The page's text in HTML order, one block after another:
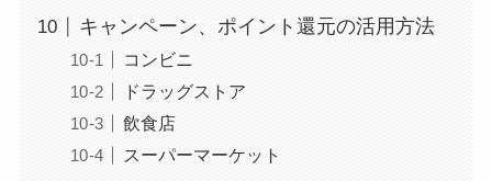
キャンペーン、ポイント還元の活用方法
コンビニ
ドラッグストア
飲食店
スーパーマーケット